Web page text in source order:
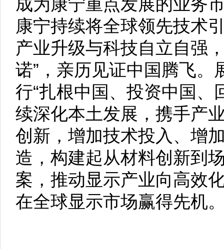
康宁持续将全球领先技术
产业升级与科技自立自强
诺”，亲历见证中国腾飞。
行“扎根中国、投资中国、
续深化本土发展，携手产
创新，增加技术投入、增
造，构建起从材料创新到
案，推动显示产业向高效
在全球显示市场赢得先机